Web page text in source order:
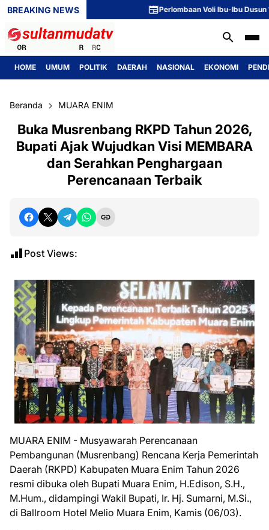
BREAKING NEWS Perlombaan Voli Ibu-Ibu Dusun 1
HOME UMUM POLITIK DAERAH NASIONAL EKONOMI
Beranda MUARA ENIM
Buka Musrenbang RKPD Tahun 2026,
Bupati Ajak Wujudkan Visi MEMBARA
dan Serahkan Penghargaan
Perencanaan Terbaik
Post Views:
MUARA ENIM - Musyawarah Perencanaan
Pembangunan (Musrenbang) Rencana Kerja Pemerintah
Daerah (RKPD) Kabupaten Muara Enim Tahun 2026
resmi dibuka oleh Bupati Muara Enim, H.Edison, S.H.,
M.Hum., didampingi Wakil Bupati, Ir. Hj. Sumarni, M.Si.,
di Ballroom Hotel Melio Muara Enim, Kamis (06/03).